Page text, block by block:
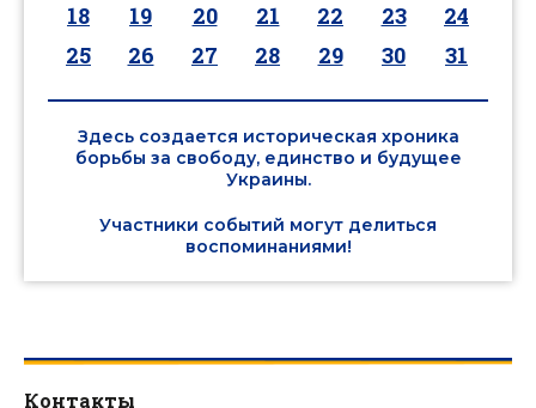
18
19 20 21 22 23
24
25
26 27 28 29 30 31
Здесь создается историческая хроника
борьбы за свободу, единство и будущее
Украины.
Участники событий могут делиться
воспоминаниями!
Контакты